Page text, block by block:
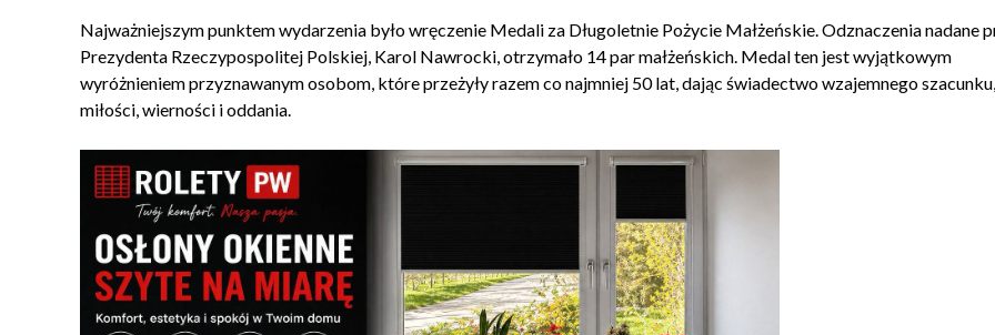
Najważniejszym punktem wydarzenia było wręczenie Medali za Długoletnie Pożycie Małżeńskie. Odznaczenia nadane
Prezydenta Rzeczypospolitej Polskiej, Karol Nawrocki , otrzymało 14 par małżeńskich. Medal ten jest wyjątkowym
wyróżnieniem przyznawanym osobom, które przeżyły razem co najmniej 50 lat, dając świadectwo wzajemnego szacunku,
miłości, wierności i oddania.